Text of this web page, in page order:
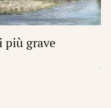
più grave